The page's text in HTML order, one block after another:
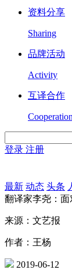
资料分享
Sharing
品牌活动
Activity
互译合作
Cooperation
登录 注册
最新 动态 头条
翻译家李尧：
来源：文艺报
作者：王杨
2019-06-12